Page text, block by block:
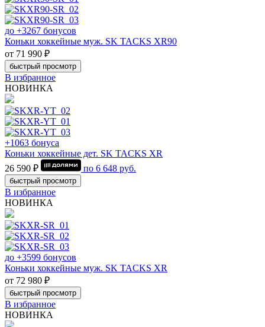
до +3267 бонусов
Коньки хоккейные муж. SK TACKS XR90
от 71 990 ₽
быстрый просмотр
В избранное
НОВИНКА
+1063 бонуса
Коньки хоккейные дет. SK TACKS XR
26 590 ₽
по 6 648 руб.
быстрый просмотр
В избранное
НОВИНКА
до +3599 бонусов
Коньки хоккейные муж. SK TACKS XR
от 72 980 ₽
быстрый просмотр
В избранное
НОВИНКА